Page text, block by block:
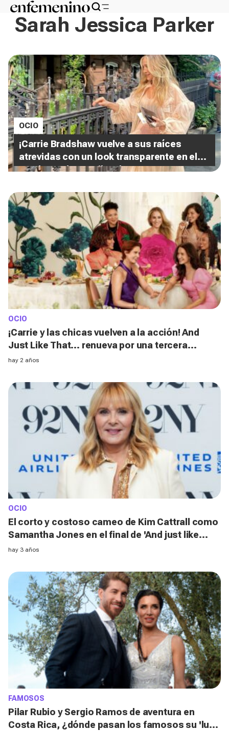
Sarah Jessica Parker
OCIO
¡Carrie Bradshaw vuelve a sus raíces
atrevidas con un look transparente en el
set de "And Just Like That"!
OCIO
¡Carrie y las chicas vuelven a la acción! And
Just Like That... renueva por una tercera
temporada
hay 2 años
OCIO
El corto y costoso cameo de Kim Cattrall como
Samantha Jones en el final de 'And just like
that'
hay 3 años
FAMOSOS
Pilar Rubio y Sergio Ramos de aventura en
Costa Rica, ¿dónde pasan los famosos su 'luna